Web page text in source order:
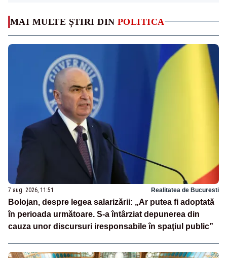
MAI MULTE ȘTIRI DIN POLITICA
7 aug. 2026, 11:51 Realitatea de Bucuresti
Bolojan, despre legea salarizării: „Ar putea fi adoptată
în perioada următoare. S-a întârziat depunerea din
cauza unor discursuri iresponsabile în spaţiul public”